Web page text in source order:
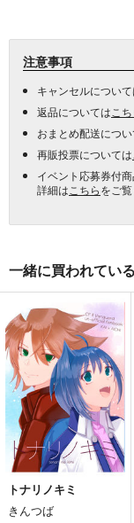
注意事項
キャンセルについて
返品については こ
おまとめ配送につ
再販投票については
イベント応募券付
詳細は こちらをご覧
一緒に買われてい
トナリノキミ
きんつば